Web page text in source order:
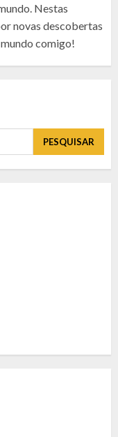
Nestas
novas descobertas
comigo!